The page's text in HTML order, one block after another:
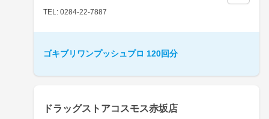
TEL: 0284-22-7887
ゴキブリワンプッシュプロ 120回分
ドラッグストアコスモス赤坂店